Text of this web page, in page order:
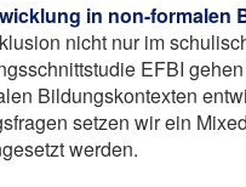
in non-formalen
nicht nur im
EFBI
Bildungskontexten
setzen wir ein
werden.